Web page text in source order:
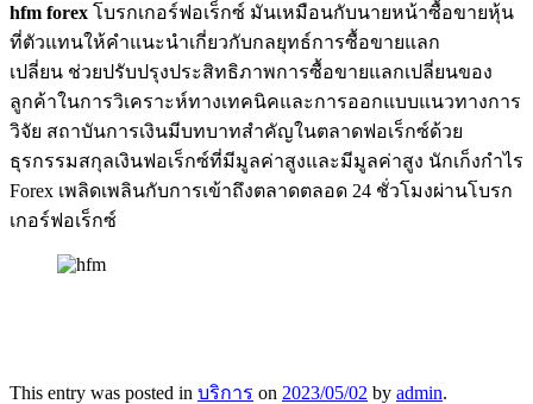
hfm forex โบรกเกอร์ฟอเร็กซ์ มันเหมือนกับนายหน้าซื้อขายหุ้น
ที่ตัวแทนให้คำแนะนำเกี่ยวกับกลยุทธ์การซื้อขายแลก
เปลี่ยน ช่วยปรับปรุงประสิทธิภาพการซื้อขายแลกเปลี่ยนของ
ลูกค้าในการวิเคราะห์ทางเทคนิคและการออกแบบแนวทางการ
วิจัย สถาบันการเงินมีบทบาทสำคัญในตลาดฟอเร็กซ์ด้วย
ธุรกรรมสกุลเงินฟอเร็กซ์ที่มีมูลค่าสูงและมีมูลค่าสูง นักเก็งกำไร
Forex เพลิดเพลินกับการเข้าถึงตลาดตลอด 24 ชั่วโมงผ่านโบรก
เกอร์ฟอเร็กซ์
This entry was posted in บริการ on 2023/05/02 by admin.